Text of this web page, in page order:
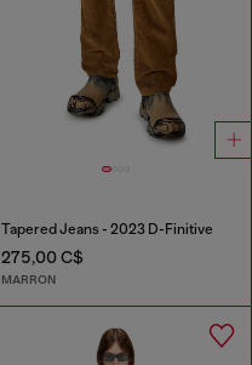
Tapered Jeans - 2023 D-Finitive
275,00 C$
MARRON